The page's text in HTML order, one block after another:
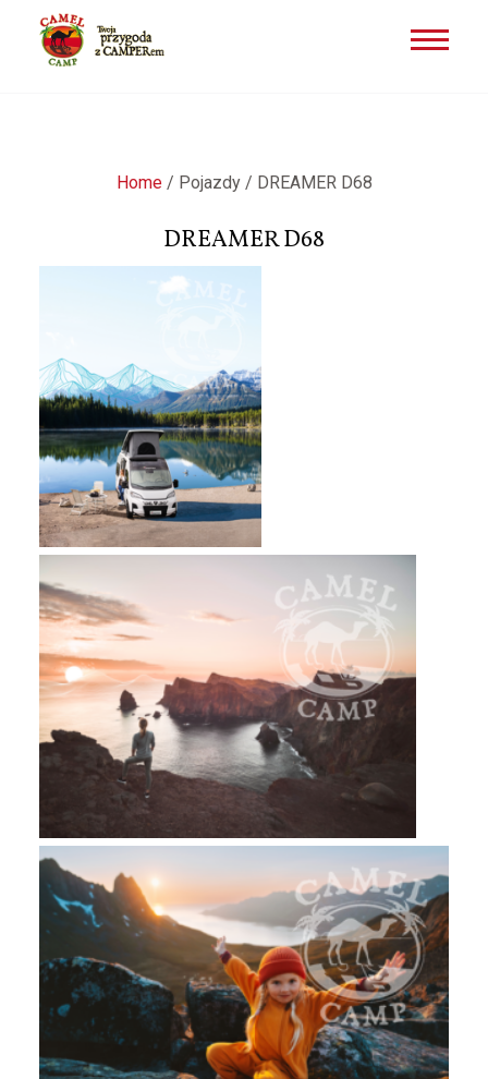
Home/ Pojazdy/ DREAMER D68
DREAMER D68